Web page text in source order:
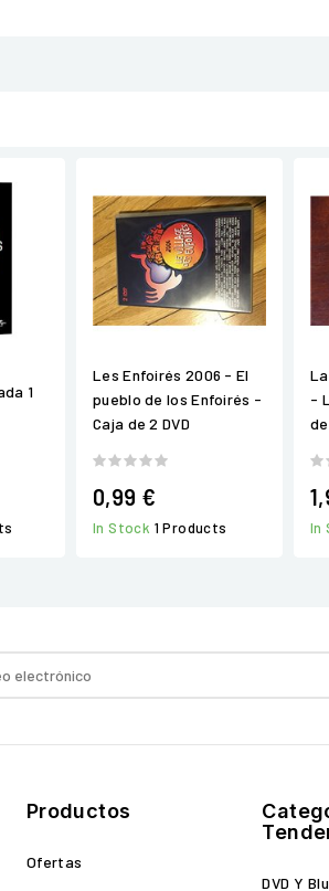
1
Les Enfoirés 2006 - El
pueblo de los Enfoirés -
Caja de 2 DVD
0,99 €
In Stock 1 Products
-
In
Productos
Ofertas
DVD Y